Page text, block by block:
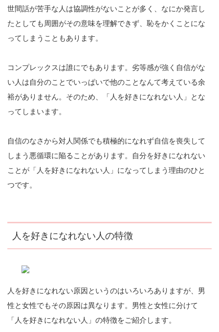
世間話が苦手な人は協調性がないことが多く、なにか発言し
たとしても周囲がその意味を理解できず、恥をかくことにな
ってしまうこともあります。
コンプレックスは誰にでもあります。劣等感が強く自信がな
い人は自分のことでいっぱいで他のことなんて考えている余
裕がありません。そのため、「人を好きになれない人」とな
ってしまいます。
自信のなさから対人関係でも積極的になれず自信を喪失して
しまう悪循環に陥ることがあります。自分を好きになれない
ことが「人を好きになれない人」になってしまう理由のひと
つです。
人を好きになれない人の特徴
人を好きになれない原因というのはいろいろありますが、男
性と女性でもその原因は異なります。男性と女性に分けて
「人を好きになれない人」の特徴をご紹介します。